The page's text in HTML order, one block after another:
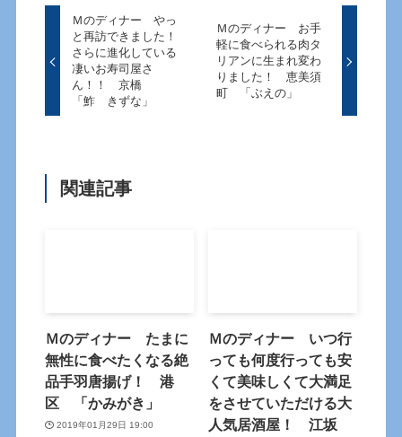
Ｍのディナー やっ
と再訪できました！
さらに進化している
凄いお寿司屋さ
ん！！ 京橋
「鮓 きずな」
Ｍのディナー お手
軽に食べられる肉タ
リアンに生まれ変わ
りました！ 恵美須
町 「ぶえの」
関連記事
Ｍのディナー たまに
無性に食べたくなる絶
品手羽唐揚げ！ 港
区 「かみがき」
2019年01月29日 19:00
Ｍのディナー いつ行
っても何度行っても安
くて美味しくて大満足
をさせていただける大
人気居酒屋！ 江坂